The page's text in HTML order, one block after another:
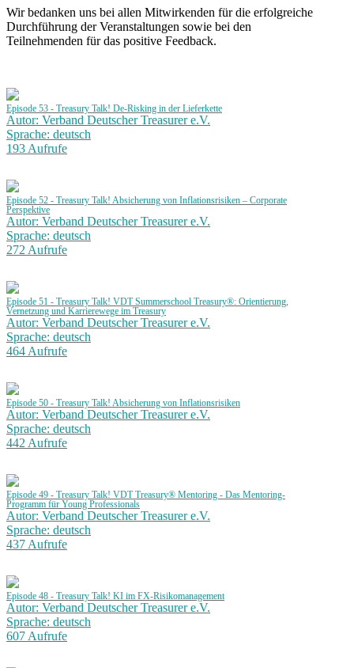
Wir bedanken uns bei allen Mitwirkenden für die erfolgreiche
Durchführung der Veranstaltungen sowie bei den
Teilnehmenden für das positive Feedback.
Episode 53 - Treasury Talk! De-Risking in der Lieferkette
Autor: Verband Deutscher Treasurer e.V.
Sprache: deutsch
193 Aufrufe
Episode 52 - Treasury Talk! Absicherung von Inflationsrisiken – Corporate
Perspektive
Autor: Verband Deutscher Treasurer e.V.
Sprache: deutsch
272 Aufrufe
Episode 51 - Treasury Talk! VDT Summerschool Treasury®: Orientierung,
Vernetzung und Karrierewege im Treasury
Autor: Verband Deutscher Treasurer e.V.
Sprache: deutsch
464 Aufrufe
Episode 50 - Treasury Talk! Absicherung von Inflationsrisiken
Autor: Verband Deutscher Treasurer e.V.
Sprache: deutsch
442 Aufrufe
Episode 49 - Treasury Talk! VDT Treasury® Mentoring - Das Mentoring-
Programm für Young Professionals
Autor: Verband Deutscher Treasurer e.V.
Sprache: deutsch
437 Aufrufe
Episode 48 - Treasury Talk! KI im FX-Risikomanagement
Autor: Verband Deutscher Treasurer e.V.
Sprache: deutsch
607 Aufrufe